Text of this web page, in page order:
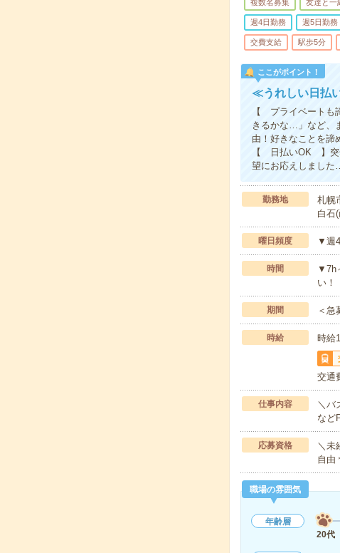
複数名募集 友達と一
週4日勤務 週5日勤務
交費支給 駅歩5分
ここがポイント！
≪うれしい日払
【 プライベートも
きるかな…」など、
由！好きなことを諦
【 日払いOK 】突
望にお応えしました
勤務地
札幌
白石
曜日頻度 ▼週
時間
▼7h
い！
期間 ＜急
時給 時給
交通
仕事内容
＼バ
など
応募資格
＼未
自由
職場の雰囲気
年齢層
20代